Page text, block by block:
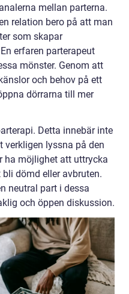
mellan parterna.
relation bero på att man
som skapar
erfaren parterapeut
mönster. Genom att
och behov på ett
dörrarna till mer
Detta innebär inte
verkligen lyssna på den
ha möjlighet att uttrycka
dömd eller avbruten.
neutral part i dessa
och öppen diskussion.